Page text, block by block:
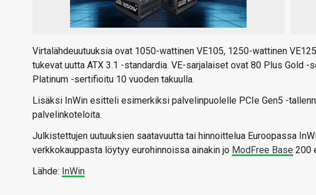
Virtalähdeuutuuksia ovat 1050-wattinen VE105, 1250-wattinen
tukevat uutta ATX 3.1 -standardia. VE-sarjalaiset ovat 80 Plus Gold
Platinum -sertifioitu 10 vuoden takuulla.
Lisäksi InWin esitteli esimerkiksi palvelinpuolelle PCIe Gen5 -
palvelinkoteloita.
Julkistettujen uutuuksien saatavuutta tai hinnoittelua Euroopassa
verkkokauppasta löytyy eurohinnoissa ainakin jo ModFree Base 200
Lähde: InWin